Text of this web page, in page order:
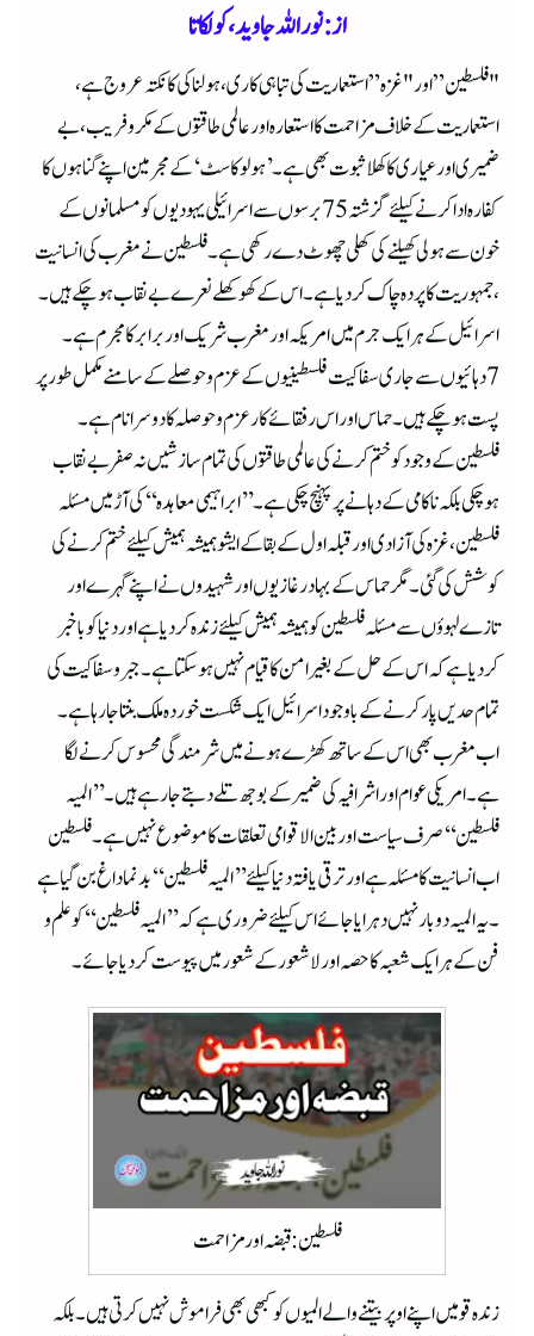
از: نور اللہ جاوید، کولکاتا
"فلسطین” اور "غزہ” استعماریت کی تباہی کاری ، ہولناکی کا نکتہ عروج ہے،
استعماریت کے خلاف مزاحمت کا استعارہ اور عالمی طاقتوں کے مکر وفریب ، بے
ضمیری اور عیاری کا کھلا ثبوت بھی ہے۔’ہولوکاسٹ‘کے مجرمین اپنے گناہوں کا
کفارہ ادا کرنے کیلئے گزشتہ 75برسوں سےاسرائیلی یہودیوں کو مسلمانوں کے
خون سے ہولی کھیلنے کی کھلی چھوٹ دے رکھی ہے۔فلسطین نے مغرب کی انسانیت
، جمہوریت کا پردہ چاک کردیا ہے۔اس کے کھوکھلے نعرے بے نقاب ہوچکے ہیں۔
اسرائیل کے ہرایک جرم میں امریکہ اور مغرب شریک اور برابر کا مجرم ہے۔
7دہائیوں سے جاری سفاکیت فلسطینیوں کے عزم و حوصلے کے سامنے مکمل طور پر
پست ہوچکے ہیں ۔حماس اور اس رفقائے کار عز م و حوصلہ کا دوسرا نام ہے۔
فلسطین کے وجود کو ختم کرنے کی عالمی طاقتوں کی تمام سازشیں نہ صفر بے نقاب
ہوچکی بلکہ ناکامی کے دہانے پر پہنچ چکی ہے۔’’ابراہیمی معاہدہ‘‘ کی آڑ میں مسئلہ
فلسطین ، غزہ کی آزادی اور قبلہ اول کے بقا کے ایشو ہمیشہ ہمیش کیلئے ختم کرنے کی
کوشش کی گئی ۔مگر حماس کے بہادر غازیوں او ر شہیدوں نے اپنے گہرے اور
تازے لہوؤں سے مسئلہ فلسطین کو ہمیشہ ہمیش کیلئے زندہ کردیا ہے اوردنیا کوباخبر
کردیا ہے کہ اس کے حل کے بغیر امن کا قیام نہیں ہوسکتا ہے۔جبر و سفاکیت کی
تمام حدیں پار کرنے کے باوجود اسرائیل ایک شکست خوردہ ملک بنتا جارہا ہے۔
اب مغرب بھی اس کے ساتھ کھڑے ہونے میں شرمندگی محسوس کرنے لگا
ہے۔امریکی عوام اور اشرافیہ کی ضمیر کے بوجھ تلے دبتے جارہے ہیں ۔’’المیہ
فلسطین‘‘ صرف سیاست اور بین الاقوامی تعلقات کا موضوع نہیں ہے۔فلسطین
اب انسانیت کا مسئلہ ہے اور ترقی یافتہ دنیا کیلئے’’ المیہ فلسطین ‘‘بدنما داغ بن گیا ہے
۔یہ المیہ دوبار نہیں دہرایا جائے اس کیلئے ضروری ہے کہ ’’المیہ فلسطین‘‘ کو علم و
فن کے ہرایک شعبہ کا حصہ اور لاشعور کے شعور میں پیوست کردیا جائے۔
فلسطین : قبضہ اور مزاحمت
زندہ قومیں اپنے اوپر بیتنے والے المیوں کو کبھی بھی فراموش نہیں کرتی ہیں ۔بلکہ